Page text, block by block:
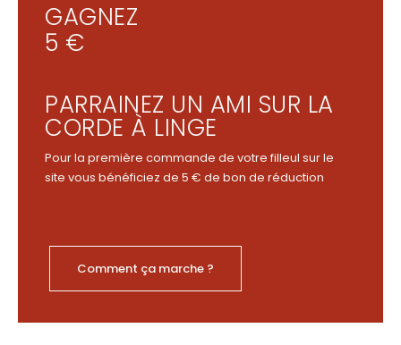
GAGNEZ
5 €
PARRAINEZ UN AMI SUR LA
CORDE À LINGE
Pour la première commande de votre filleul sur le
site vous bénéficiez de 5 € de bon de réduction
Comment ça marche ?